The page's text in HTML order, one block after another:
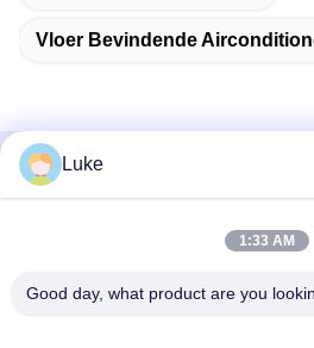
Vloer Bevindende
Snel contact
Park, Shunde District, Foshan
Luke
1:33 AM
Good day, what product are you